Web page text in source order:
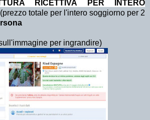
RICETTIVA PER INTERO
totale per l'intero soggiorno per 2
per ingrandire)